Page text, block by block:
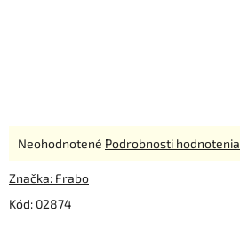
Kód: 02874
Priemerné
produktu
0,0
Neohodnotené Podrobnosti hodnotenia
Značka: Frabo